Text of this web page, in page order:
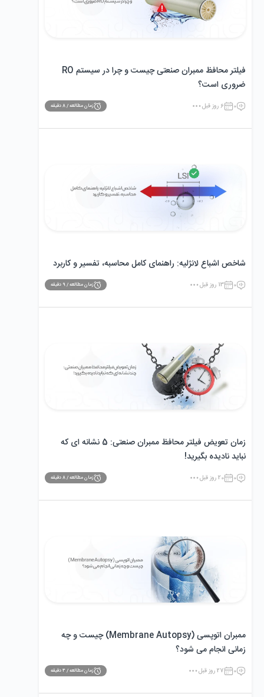
فیلتر محافظ ممبران صنعتی چیست و چرا در سیستم RO
ضروری است؟
0 6 روز قبل زمان مطالعه /8دقیقه
شاخص اشباع لانژلیه: راهنمای کامل محاسبه، تفسیر و کاربرد
0 13 روز قبل زمان مطالعه /9 دقیقه
زمان تعویض فیلتر محافظ ممبران صنعتی: 5 نشانه ‌ای که
نباید نادیده بگیرید!
0 20 روز قبل زمان مطالعه /8دقیقه
ممبران اتوپسی (Membrane Autopsy) چیست و چه
زمانی انجام می‌ شود؟
0 27 روز قبل زمان مطالعه /4دقیقه